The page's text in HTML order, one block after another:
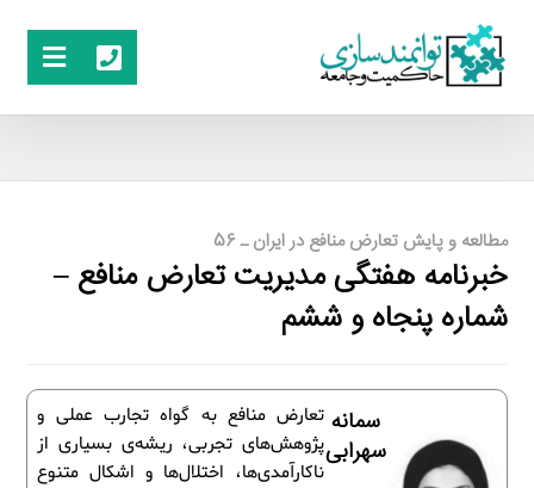
مطالعه و پایش تعارض منافع در ایران ـ 56
خبرنامه هفتگی مدیریت تعارض منافع –
شماره پنجاه و ششم
تعارض منافع به گواه تجارب عملی و
پژوهش‌های تجربی، ریشه‌ی بسیاری از
ناکارآمدی‌ها، اختلال‌ها و اشکال متنوع
سمانه
سهرابی